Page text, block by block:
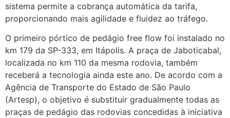
sistema permite a cobrança automática da tarifa,
proporcionando mais agilidade e fluidez ao tráfego.
O primeiro pórtico de pedágio free flow foi instalado no
km 179 da SP-333, em Itápolis. A praça de Jaboticabal,
localizada no km 110 da mesma rodovia, também
receberá a tecnologia ainda este ano. De acordo com a
Agência de Transporte do Estado de São Paulo
(Artesp), o objetivo é substituir gradualmente todas as
praças de pedágio das rodovias concedidas à iniciativa